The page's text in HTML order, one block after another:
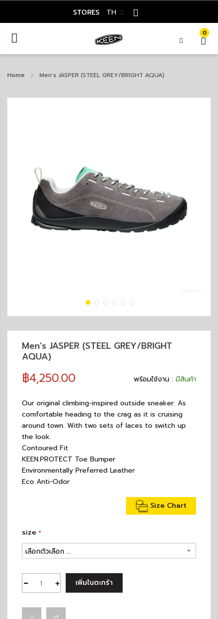
STORES TH
0
Home Men's JASPER (STEEL GREY/BRIGHT AQUA)
Men's JASPER (STEEL GREY/BRIGHT
AQUA)
พร้อมใช้งาน : มีสินค้า
฿4,250.00
Our original climbing-inspired outside sneaker. As
comfortable heading to the crag as it is cruising
around town. With two sets of laces to switch up
the look.
Contoured Fit
KEEN.PROTECT Toe Bumper
Environmentally Preferred Leather
Eco Anti-Odor
Size Chart
size
เพิ่มในตะกร้า